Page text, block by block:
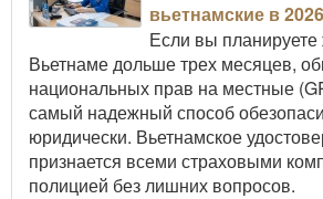
вьетнамские в
Если вы планируете
Вьетнаме дольше трех месяцев,
национальных прав на местные
самый надежный способ
юридически. Вьетнамское
признается всеми страховыми
полицией без лишних вопросов.